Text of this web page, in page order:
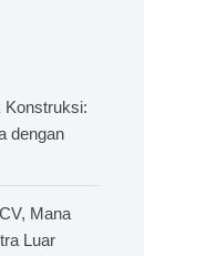
Konstruksi:
dengan
Mana
Luar